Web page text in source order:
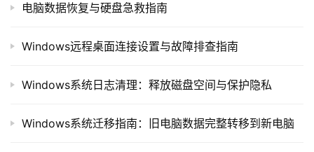
电脑数据恢复与硬盘急救指南
Windows远程桌面连接设置与故障排查指南
Windows系统日志清理：释放磁盘空间与保护隐私
Windows系统迁移指南：旧电脑数据完整转移到新电脑